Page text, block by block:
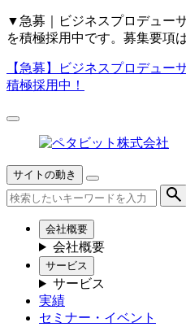
▼ 急募｜ビジネスプロデュー
を積極採用中です。募集要項
【急募】
ビジネスプロデュー
積極採用中！
サイトの動き
会社概要
会社概要
サービス
サービス
実績
セミナー・イベント